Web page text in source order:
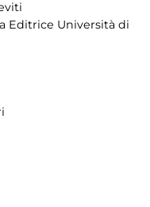
Editrice Università di